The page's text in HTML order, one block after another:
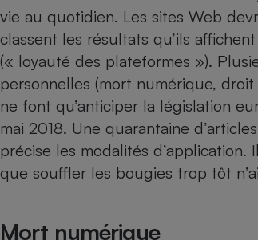
vie au quotidien. Les sites Web
classent les résultats qu’ils
(« loyauté des plateformes »).
personnelles (mort numérique,
ne font qu’anticiper la législation
mai 2018. Une quarantaine
précise les modalités
que souffler les bougies trop tôt
Mort numérique
Gros
Petit